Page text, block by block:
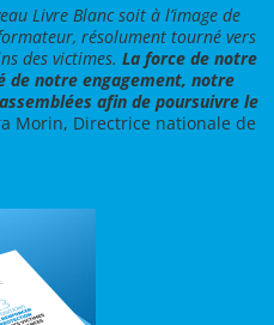
Livre Blanc soit à l’image de
résolument tourné vers
des victimes. La force de notre
de notre engagement, notre
afin de poursuivre le
Morin, Directrice nationale de